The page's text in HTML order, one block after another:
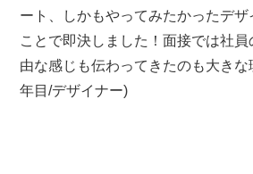
ート、しかもやってみたかったデ
ことで即決しました！面接では社
由な感じも伝わってきたのも大きな
年目/デザイナー)